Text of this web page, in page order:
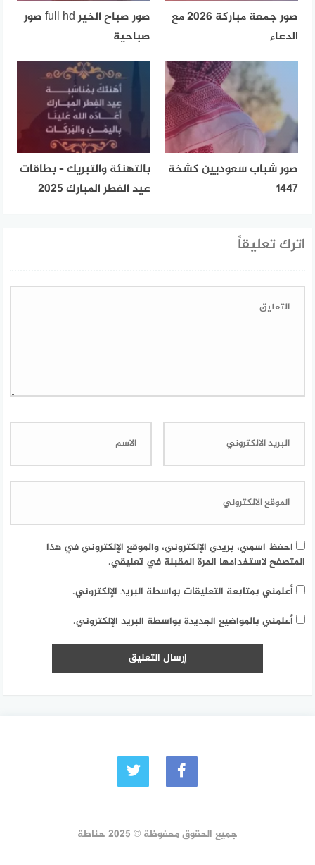
صور جمعة مباركة 2026 مع
الدعاء
صور صباح الخير full hd صور
صباحية
صور شباب سعوديين كشخة
1447
بالتهنئة والتبريك – بطاقات
عيد الفطر المبارك 2025
اترك تعليقاً
احفظ اسمي، بريدي الإلكتروني، والموقع الإلكتروني في هذا
المتصفح لاستخدامها المرة المقبلة في تعليقي.
أعلمني بمتابعة التعليقات بواسطة البريد الإلكتروني.
أعلمني بالمواضيع الجديدة بواسطة البريد الإلكتروني.
جميع الحقوق محفوظة © 2025 حناطة